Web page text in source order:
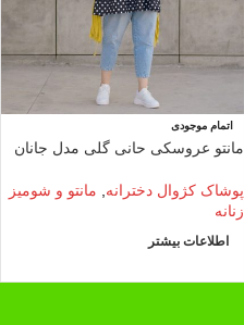
اتمام موجودی
مانتو عروسکی حانی گلی مدل جانان
پوشاک کژوال دخترانه
مانتو و شومیز
زنانه
اطلاعات بیشتر